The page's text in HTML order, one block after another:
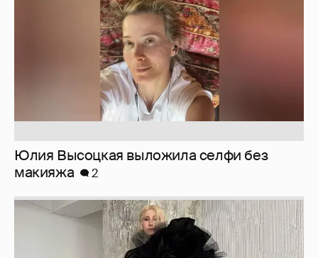
Юлия Высоцкая выложила селфи без
макияжа
2